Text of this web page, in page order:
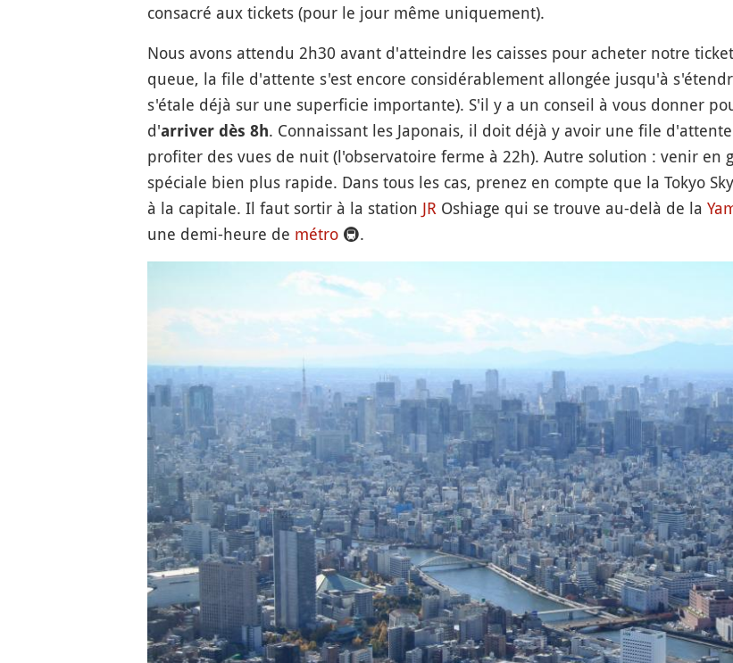
consacré aux tickets (pour le jour même uniquement).
Nous avons attendu 2h30 avant d'atteindre les caisses pour acheter notre
queue, la file d'attente s'est encore considérablement allongée jusqu'à
s'étale déjà sur une superficie importante). S'il y a un conseil à vous donner
d'arriver dès 8h. Connaissant les Japonais, il doit déjà y avoir une file
profiter des vues de nuit (l'observatoire ferme à 22h). Autre solution : venir
spéciale bien plus rapide. Dans tous les cas, prenez en compte que la Tokyo
à la capitale. Il faut sortir à la station JROshiage qui se trouve au-delà de la
une demi-heure de métro 🚇.